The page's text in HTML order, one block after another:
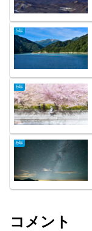
5年
6年
6年
コメント